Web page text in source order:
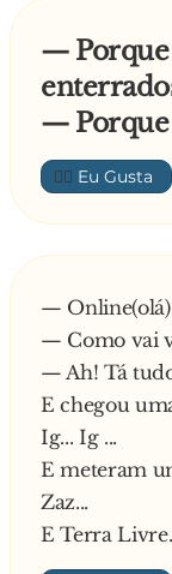
— Porque
— Porque
👍🏼
—
— Como vai
— Ah! Tá
E chegou
Ig... Ig ...
E meteram
Zaz...
E Terra